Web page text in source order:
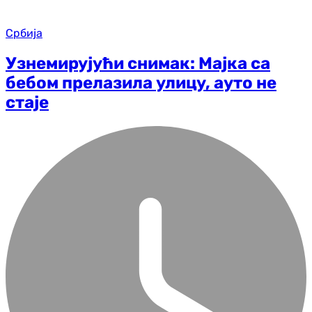
Србија
Узнемирујући снимак: Мајка са
бебом прелазила улицу, ауто не
стаје